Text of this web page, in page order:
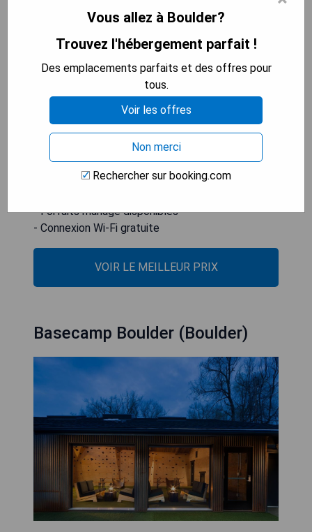
Situé au cœur de Boulder, Colorado, l'Hotel
Boulderado allie un décor victorien à des
commodités modernes et se trouve à 5 minutes
de marche du Pearl Street Mall. L'établissement
propose deux restaurants sur place, ainsi qu'un bar
et des forfaits pour les mariages. Une connexion
Wi-Fi gratuite est également disponible.
- Emplacement central proche des attractions
- Décor historique avec modernité
- Forfaits mariage disponibles
- Connexion Wi-Fi gratuite
VOIR LE MEILLEUR PRIX
Basecamp Boulder (Boulder)
Vous allez à Boulder?
Trouvez l'hébergement parfait !
Des emplacements parfaits et des offres pour
tous.
Voir les offres
Non merci
Rechercher sur booking.com